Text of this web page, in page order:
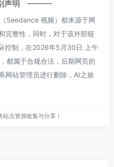
声明
Seedance 视频）都来源于网
完整性，同时，对于该外部链
控制，在2026年5月30日 上午
都属于合规合法，后期网页的
网站管理员进行删除，AI之旅
点资源收集与分享！